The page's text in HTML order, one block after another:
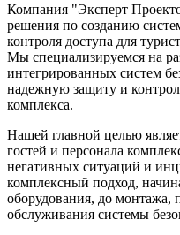
Компания "Эксперт
решения по созданию
контроля доступа для
Мы специализируемся на
интегрированных систем
надежную защиту и
комплекса.
Нашей главной целью
гостей и персонала
негативных ситуаций и
комплексный подход,
оборудования, до монтажа,
обслуживания системы